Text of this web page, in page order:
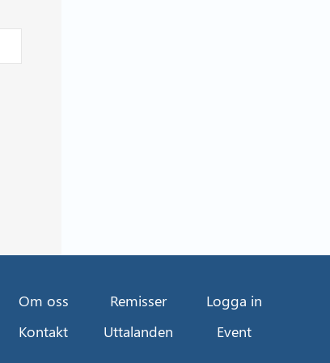
Om oss Remisser
Logga in
Kontakt
Uttalanden Event